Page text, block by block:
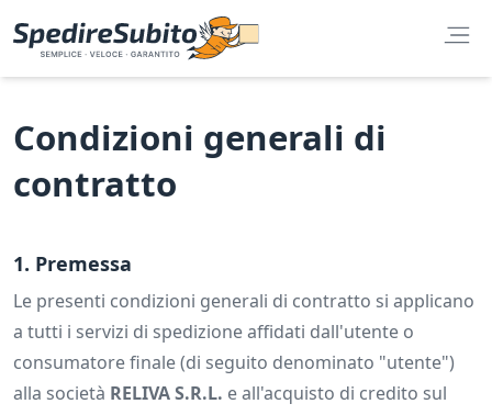
Condizioni generali di
contratto
1. Premessa
Le presenti condizioni generali di contratto si applicano
a tutti i servizi di spedizione affidati dall'utente o
consumatore finale (di seguito denominato "utente")
alla società RELIVA S.R.L. e all'acquisto di credito sul